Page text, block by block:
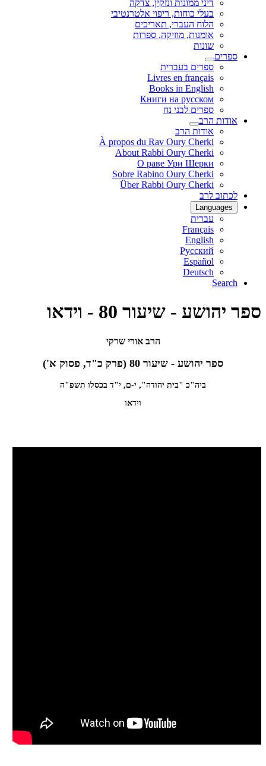
דיני ממונות ונזקין, צדקה
בעלי כוחות, ריפוי אלטרנטיבי
הלוח העברי, תאריכים
אומנות, מוזיקה, ספרות
שונות
ספרים
ספרים בעברית
Livres en français
Books in English
Книги на русском
ספרים לבני נח
אודות הרב
אודות הרב
À propos du Rav Oury Cherki
About Rabbi Oury Cherki
О раве Ури Шерки
Sobre Rabino Oury Cherki
Über Rabbi Oury Cherki
לכתוב לרב
Languages
עברית
Français
English
Русский
Español
Deutsch
Search
ספר יהושע - שיעור 80 - וידאו
הרב אורי שרקי
ספר יהושע - שיעור 80 (פרק כ"ד, פסוק א')
ביה"כ "בית יהודה", י-ם, י"ד בכסלו תשפ"ה
וידאו